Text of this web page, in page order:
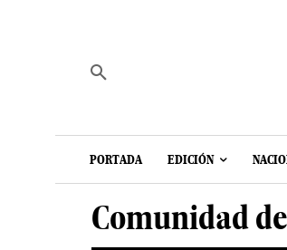
PORTADA EDICIÓN
Comunidad